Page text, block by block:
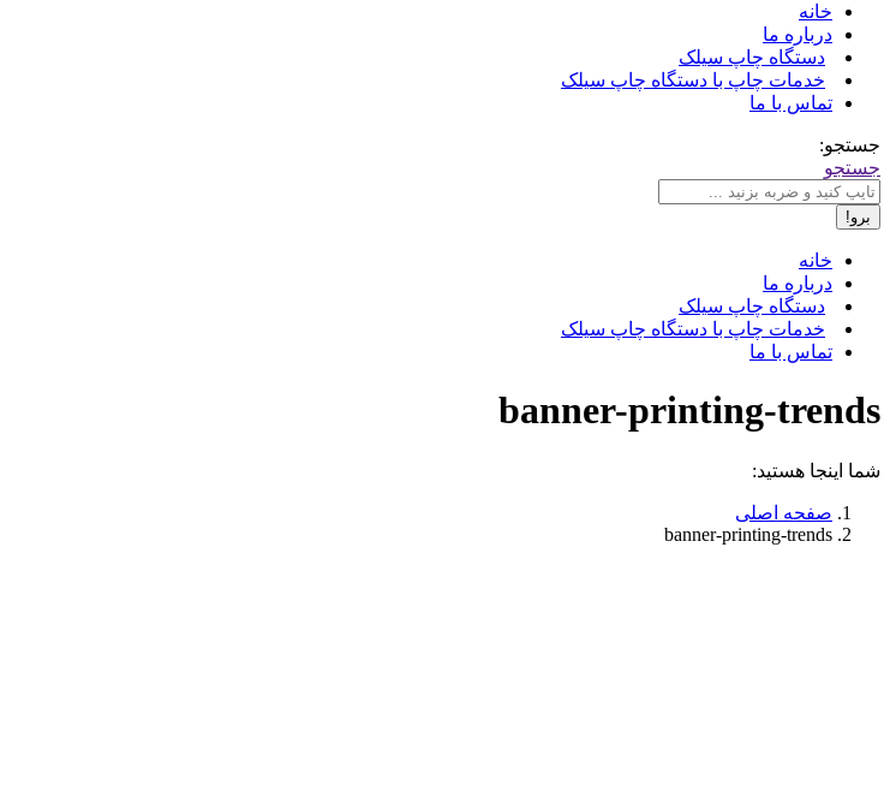
خانه
درباره ما
دستگاه چاپ سیلک
خدمات چاپ با دستگاه چاپ سیلک
تماس با ما
جستجو:
جستجو
خانه
درباره ما
دستگاه چاپ سیلک
خدمات چاپ با دستگاه چاپ سیلک
تماس با ما
banner-printing-trends
شما اینجا هستید:
صفحه اصلی
banner-printing-trends